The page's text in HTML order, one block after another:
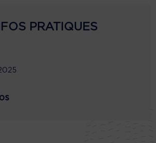
PRATIQUES